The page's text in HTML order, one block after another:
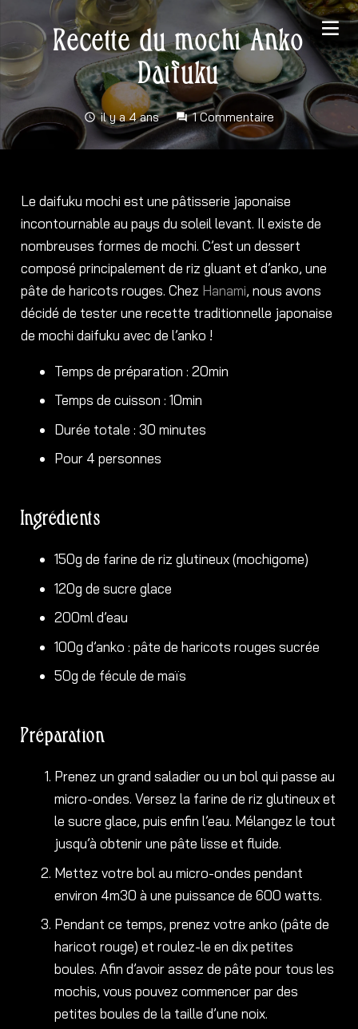
Recette du mochi Anko
Daifuku
schedule il y a 4 ans forum 1Commentaire
Le daifuku mochi est une pâtisserie japonaise
incontournable au pays du soleil levant. Il existe de
nombreuses formes de mochi. C’est un dessert
composé principalement de riz gluant et d’anko, une
pâte de haricots rouges. Chez Hanami, nous avons
décidé de tester une recette traditionnelle japonaise
de mochi daifuku avec de l’anko !
Temps de préparation : 20min
Temps de cuisson : 10min
Durée totale : 30 minutes
Pour 4 personnes
Ingrédients
150g de farine de riz glutineux (mochigome)
120g de sucre glace
200ml d’eau
100g d’anko : pâte de haricots rouges sucrée
50g de fécule de maïs
Préparation
Prenez un grand saladier ou un bol qui passe au
micro-ondes. Versez la farine de riz glutineux et
le sucre glace, puis enfin l’eau. Mélangez le tout
jusqu’à obtenir une pâte lisse et fluide.
Mettez votre bol au micro-ondes pendant
environ 4m30 à une puissance de 600 watts.
Pendant ce temps, prenez votre anko (pâte de
haricot rouge) et roulez-le en dix petites
boules. Afin d’avoir assez de pâte pour tous les
mochis, vous pouvez commencer par des
petites boules de la taille d’une noix.